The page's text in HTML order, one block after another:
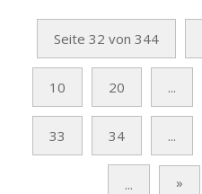
Seite 32 von 344
10 20 ...
33 34 ...
... »